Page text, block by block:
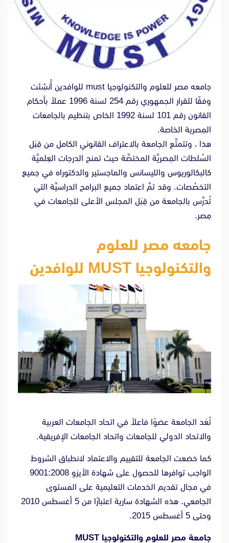
جامعه مصر للعلوم والتكنولوجيا must للوافدين أُنشِئت
وفقًا للقرار الجمهوري رقم 254 لسنة 1996 عملاً بأحكام
القانون رقم 101 لسنة 1992 الخاص بتنظيم بالجامعات
المِصرية الخاصة.
هذا ، وتتمتَّع الجامعة بالاعتراف القانوني الكامل من قِبَل
السُلطات المِصريَّة المختصَّة حيث تمنح الدرجات العِلميَّة
كالبكالوريوس والليسانس والماجستير والدكتوراه في جميع
التخصُصات. وقد تمَّ اعتماد جميع البرامج الدراسيَّة التي
تُدرَّس بالجامعة من قِبَل المجلس الأعلى للجامعات في
مِصر.
جامعه مصر للعلوم
والتكنولوجيا MUST للوافدين
تُعَد الجامعة عضوًا فاعلاً في اتحاد الجامعات العربية
والاتحاد الدولي للجامعات واتحاد الجامعات الإفريقية.
كما خضعت الجامعة للتقييم والاعتماد لانطباق الشروط
الواجب توافرها للحصول على شهادة الأيزو 9001:2008
في مجال تقديم الخدمات التعليمية على المستوى
الجامعي. هذه الشهادة سارية اعتبارًا من 5 أغسطس 2010
وحتى 5 أغسطس 2015.
جامعة مصر للعلوم والتكنولوجيا MUST